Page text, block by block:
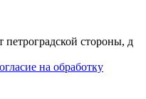
стороны, д
на обработку